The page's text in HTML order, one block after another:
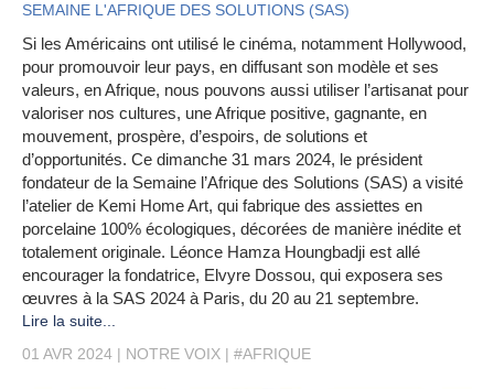
SEMAINE L'AFRIQUE DES SOLUTIONS (SAS)
Si les Américains ont utilisé le cinéma, notamment Hollywood,
pour promouvoir leur pays, en diffusant son modèle et ses
valeurs, en Afrique, nous pouvons aussi utiliser l’artisanat pour
valoriser nos cultures, une Afrique positive, gagnante, en
mouvement, prospère, d’espoirs, de solutions et
d’opportunités. Ce dimanche 31 mars 2024, le président
fondateur de la Semaine l’Afrique des Solutions (SAS) a visité
l’atelier de Kemi Home Art, qui fabrique des assiettes en
porcelaine 100% écologiques, décorées de manière inédite et
totalement originale. Léonce Hamza Houngbadji est allé
encourager la fondatrice, Elvyre Dossou, qui exposera ses
œuvres à la SAS 2024 à Paris, du 20 au 21 septembre.
Lire la suite...
01 AVR 2024
NOTRE VOIX #AFRIQUE